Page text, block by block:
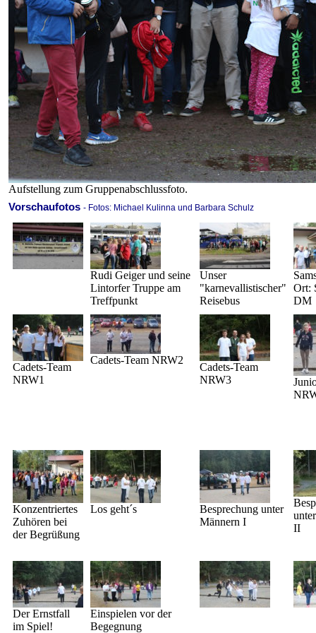
Aufstellung zum Gruppenabschlussfoto.
Vorschaufotos - Fotos: Michael Kulinna und Barbara Schulz
Rudi Geiger und seine
Lintorfer Truppe am
Treffpunkt
Unser
"karnevallistischer"
Reisebus
Ort:
DM
Cadets-Team
NRW1
Cadets-Team NRW2
Cadets-Team
NRW3
Konzentriertes
Zuhören bei
der Begrüßung
Los geht´s
Besprechung unter
Männern I
II
Der Ernstfall
im Spiel!
Einspielen vor der
Begegnung